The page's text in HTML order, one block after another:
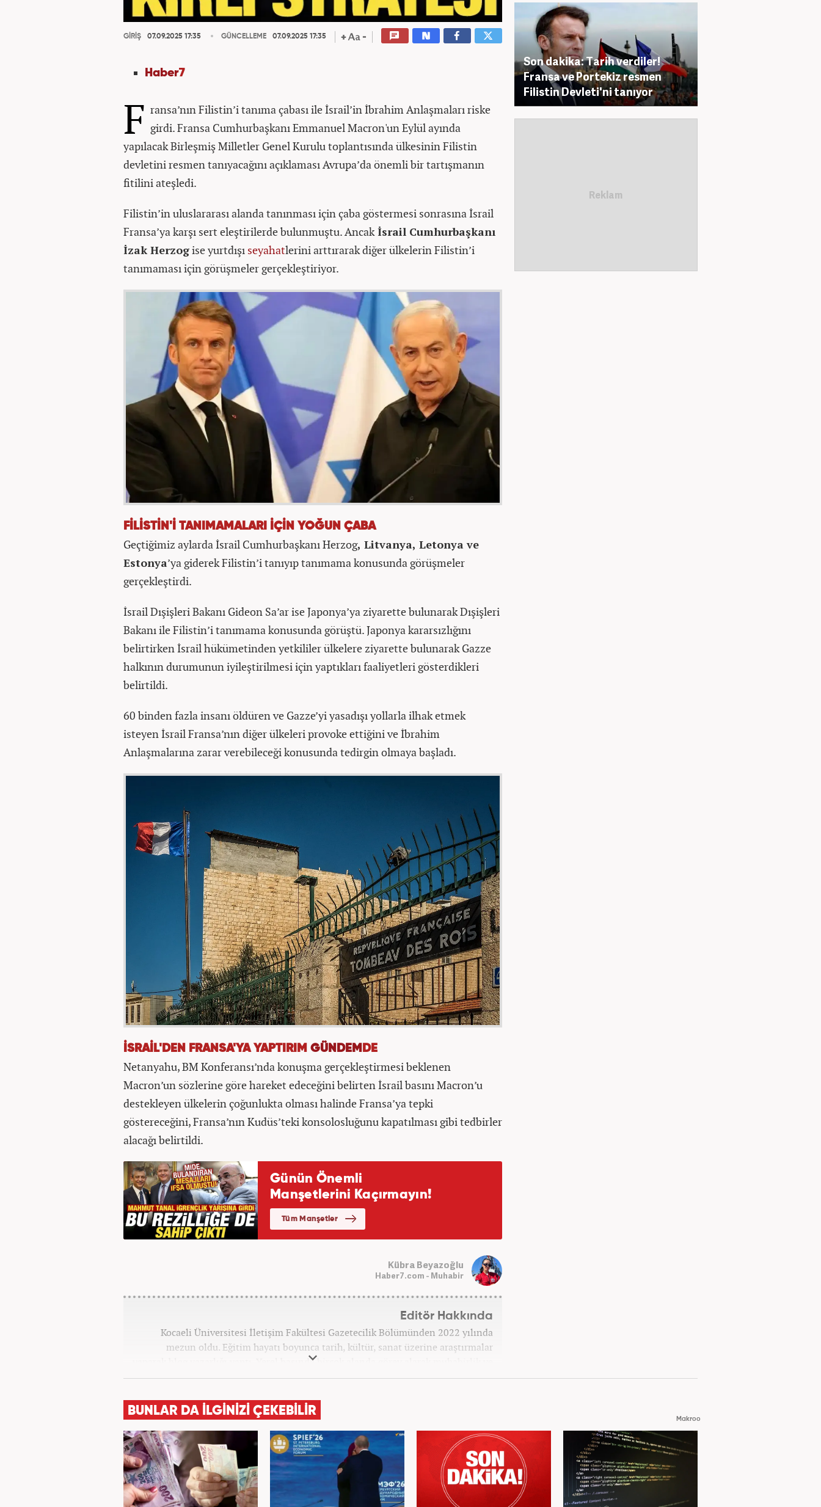
GİRİŞ 07.09.2025 17:35 GÜNCELLEME 07.09.2025 17:35
Haber7
F ransa’nın Filistin’i tanıma çabası ile İsrail’in İbrahim Anlaşmaları riske
girdi. Fransa Cumhurbaşkanı Emmanuel Macron'un Eylül ayında
yapılacak Birleşmiş Milletler Genel Kurulu toplantısında ülkesinin Filistin
devletini resmen tanıyacağını açıklaması Avrupa’da önemli bir tartışmanın
fitilini ateşledi.
Filistin’in uluslararası alanda tanınması için çaba göstermesi sonrasına İsrail
Fransa’ya karşı sert eleştirilerde bulunmuştu. Ancakİsrail Cumhurbaşkanı
İzak Herzogise yurtdışı seyahatlerini arttırarak diğer ülkelerin Filistin’i
tanımaması için görüşmeler gerçekleştiriyor.
FİLİSTİN'İ TANIMAMALARI İÇİN YOĞUN ÇABA
Geçtiğimiz aylarda İsrail Cumhurbaşkanı Herzog, Litvanya, Letonya ve
Estonya’ya giderek Filistin’i tanıyıp tanımama konusunda görüşmeler
gerçekleştirdi.
İsrail Dışişleri Bakanı Gideon Sa’ar ise Japonya’ya ziyarette bulunarak Dışişleri
Bakanı ile Filistin’i tanımama konusunda görüştü. Japonya kararsızlığını
belirtirken İsrail hükümetinden yetkililer ülkelere ziyarette bulunarak Gazze
halkının durumunun iyileştirilmesi için yaptıkları faaliyetleri gösterdikleri
belirtildi.
60 binden fazla insanı öldüren ve Gazze’yi yasadışı yollarla ilhak etmek
isteyen İsrail Fransa’nın diğer ülkeleri provoke ettiğini ve İbrahim
Anlaşmalarına zarar verebileceği konusunda tedirgin olmaya başladı.
İSRAİL'DEN FRANSA'YA YAPTIRIM GÜNDEM DE
Netanyahu, BM Konferansı’nda konuşma gerçekleştirmesi beklenen
Macron’un sözlerine göre hareket edeceğini belirten İsrail basını Macron’u
destekleyen ülkelerin çoğunlukta olması halinde Fransa’ya tepki
göstereceğini, Fransa’nın Kudüs’teki konsolosluğunu kapatılması gibi tedbirler
alacağı belirtildi.
Kübra Beyazoğlu
Haber7.com - Muhabir
Editör Hakkında
Kocaeli Üniversitesi İletişim Fakültesi Gazetecilik Bölümünden 2022 yılında
mezun oldu. Eğitim hayatı boyunca tarih, kültür, sanat üzerine araştırmalar
yaparak blog yazarlığı yaptı. Yerel basında birçok alanda görev alarak muhabirlik ve
sunuculuk yaptı. Kariyer hayatına Kanal 7 Medya Grubu bünyesinde yer alan
Son dakika: Tarih verdiler!
Fransa ve Portekiz resmen
Filistin Devleti'ni tanıyor
BUNLAR DA İLGİNİZİ ÇEKEBİLİR
Makroo